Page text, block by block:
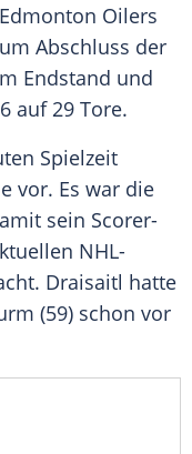
Edmonton Oilers
Abschluss der
Endstand und
auf 29 Tore.
Spielzeit
vor. Es war die
sein Scorer-
NHL-
Draisaitl hatte
(59) schon vor